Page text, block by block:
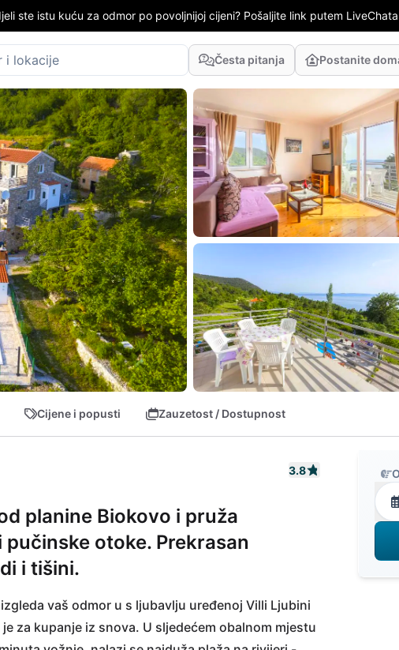
ste istu kuću za odmor po povoljnijoj cijeni? Pošaljite link putem
Česta pitanja Postanite
Cijene i popusti Zauzetost / Dostupnost
3.8
planine Biokovo i pruža
otoke. Prekrasan
i tišini.
vaš odmor u s ljubavlju uređenoj Villi Ljubini
za kupanje iz snova. U sljedećem obalnom mjestu